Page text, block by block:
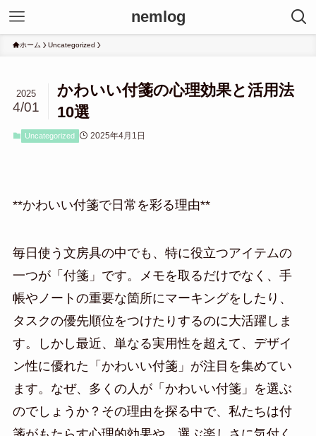
nemlog
ホーム Uncategorized
かわいい付箋の心理効果と活用法
10選
2025
4/01
Uncategorized 2025年4月1日
**かわいい付箋で日常を彩る理由**
毎日使う文房具の中でも、特に役立つアイテムの
一つが「付箋」です。メモを取るだけでなく、手
帳やノートの重要な箇所にマーキングをしたり、
タスクの優先順位をつけたりするのに大活躍しま
す。しかし最近、単なる実用性を超えて、デザイ
ン性に優れた「かわいい付箋」が注目を集めてい
ます。なぜ、多くの人が「かわいい付箋」を選ぶ
のでしょうか？その理由を探る中で、私たちは付